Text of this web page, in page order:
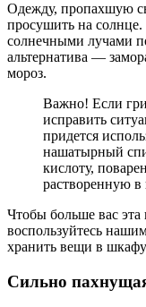
Одежду, пропахшую
просушить на
солнечными лучами
альтернатива —
мороз.
Важно! Если
исправить
придется
нашатырный
кислоту,
растворенную в
Чтобы больше вас
воспользуйтесь
хранить вещи в
Сильно